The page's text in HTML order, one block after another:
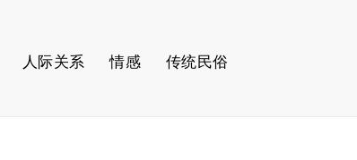
人际关系 情感 传统民俗